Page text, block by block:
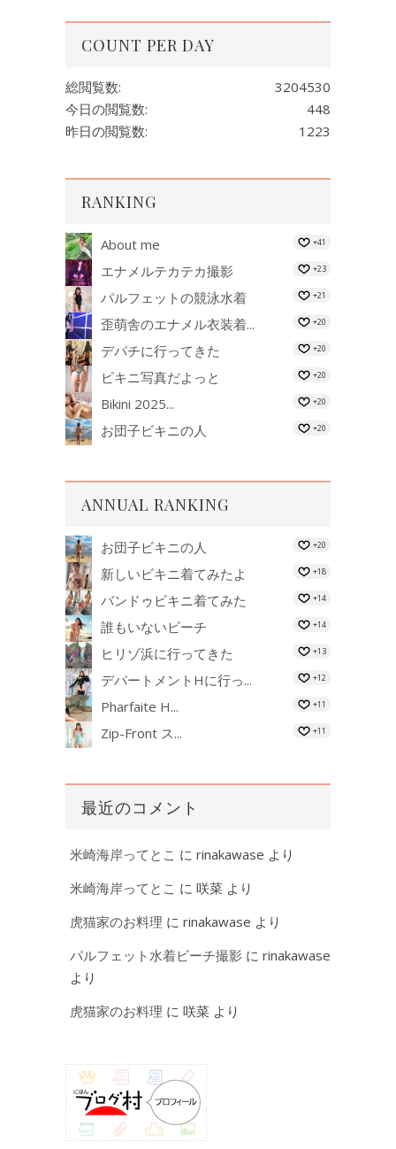
COUNT PER DAY
3204530
総閲覧数:
448
今日の閲覧数:
1223
昨日の閲覧数:
RANKING
About me +41
エナメルテカテカ撮影 +23
パルフェットの競泳水着 +21
歪萌舎のエナメル衣装着... +20
デパチに行ってきた +20
ビキニ写真だよっと +20
Bikini 2025... +20
お団子ビキニの人 +20
ANNUAL RANKING
お団子ビキニの人 +20
新しいビキニ着てみたよ +18
バンドゥビキニ着てみた +14
誰もいないビーチ +14
ヒリゾ浜に行ってきた +13
デパートメントHに行っ... +12
Pharfaite H... +11
Zip-Front ス... +11
最近のコメント
米崎海岸ってとこ に rinakawase より
米崎海岸ってとこ に 咲菜 より
虎猫家のお料理 に rinakawase より
パルフェット水着ビーチ撮影 に rinakawase
より
虎猫家のお料理 に 咲菜 より